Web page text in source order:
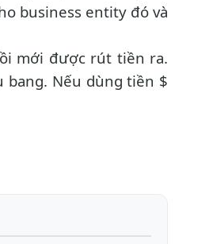
business entity đó và
mới được rút tiền ra.
Nếu dùng tiền $